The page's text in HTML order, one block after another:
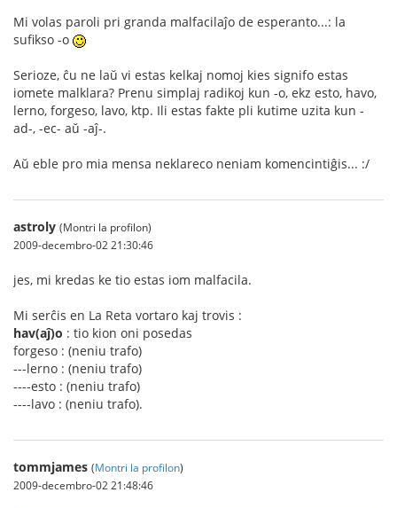
Mi volas paroli pri granda malfacilaĵo de esperanto...: la
sufikso -o
Serioze, ĉu ne laŭ vi estas kelkaj nomoj kies signifo estas
iomete malklara? Prenu simplaj radikoj kun -o, ekz esto, havo,
lerno, forgeso, lavo, ktp. Ili estas fakte pli kutime uzita kun -
ad-, -ec- aŭ -aĵ-.
Aŭ eble pro mia mensa neklareco neniam komencintiĝis... :/
astroly (Montri la profilon)
2009-decembro-02 21:30:46
jes, mi kredas ke tio estas iom malfacila.
Mi serĉis en La Reta vortaro kaj trovis :
hav(aĵ)o : tio kion oni posedas
forgeso : (neniu trafo)
---lerno : (neniu trafo)
----esto : (neniu trafo)
----lavo : (neniu trafo).
tommjames (Montri la profilon)
2009-decembro-02 21:48:46